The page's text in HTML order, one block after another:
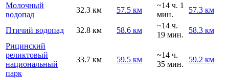
Молочный
водопад
32.3 км 57.5 км
~14 ч. 1
мин.
57.3 км
Птичий водопад 32.8 км 58.6 км
~14 ч.
19 мин.
58.3 км
Рицинский
реликтовый
национальный
парк
33.7 км 59.5 км
~14 ч.
35 мин.
59.2 км